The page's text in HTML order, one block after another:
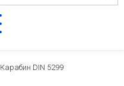
Карабин DIN 5299